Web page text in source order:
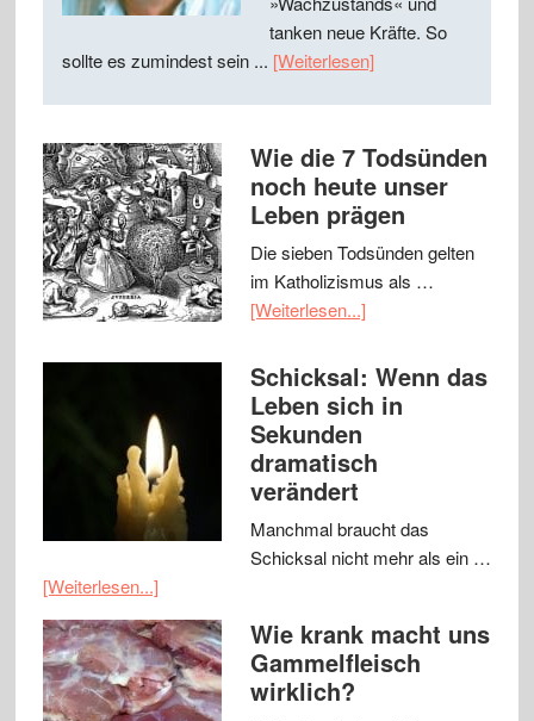
tanken neue Kräfte. So
sollte es zumindest sein ... [Weiterlesen]
Wie die 7 Todsünden
noch heute unser
Leben prägen
Die sieben Todsünden gelten
im Katholizismus als …
[Weiterlesen...]
Schicksal: Wenn das
Leben sich in
Sekunden
dramatisch
verändert
Manchmal braucht das
Schicksal nicht mehr als ein …
[Weiterlesen...]
Wie krank macht uns
Gammelfleisch
wirklich?